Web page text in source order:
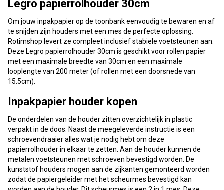
Legro papierrolhouder 30cm
Om jouw inpakpapier op de toonbank eenvoudig te bewaren en af
te snijden zijn houders met een mes de perfecte oplossing.
Rotimshop levert ze compleet inclusief stabiele voetsteunen aan.
Deze Legro papierrolhouder 30cm is geschikt voor rollen papier
met een maximale breedte van 30cm en een maximale
looplengte van 200 meter (of rollen met een doorsnede van
15.5cm).
Inpakpapier houder kopen
De onderdelen van de houder zitten overzichtelijk in plastic
verpakt in de doos. Naast de meegeleverde instructie is een
schroevendraaier alles wat je nodig hebt om deze
papierrolhouder in elkaar te zetten. Aan de houder kunnen de
metalen voetsteunen met schroeven bevestigd worden. De
kunststof houders mogen aan de zijkanten gemonteerd worden
zodat de papiergeleider met het scheurmes bevestigd kan